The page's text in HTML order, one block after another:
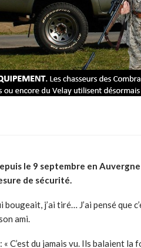
le 9 septembre en
de sécurité.
bougeait, j’ai tiré… J’ai pensé
ami.
C’est du jamais vu. Ils balaient